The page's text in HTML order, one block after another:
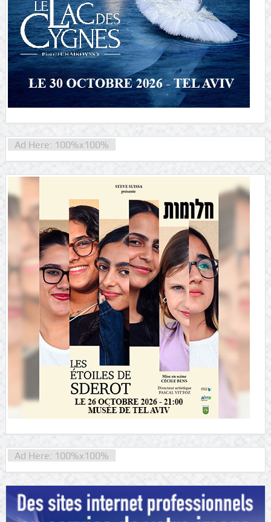
Ad Here: 100%x100%
Ad Here: 100%x100%